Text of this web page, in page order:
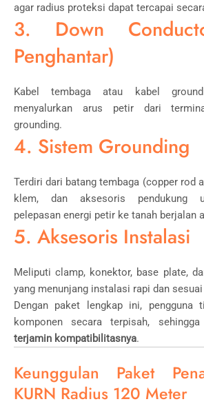
agar radius proteksi dapat tercapai
3. Down
Penghantar)
Kabel tembaga atau kabel
menyalurkan arus petir dari
grounding.
4. Sistem Grounding
Terdiri dari batang tembaga (copper rod
klem, dan aksesoris pendukung
pelepasan energi petir ke tanah berjalan
5. Aksesoris Instalasi
Meliputi clamp, konektor, base plate,
yang menunjang instalasi rapi dan
Dengan paket lengkap ini, pengguna
komponen secara terpisah, sehingga
terjamin kompatibilitasnya.
Keunggulan Paket
KURN Radius 120 Meter